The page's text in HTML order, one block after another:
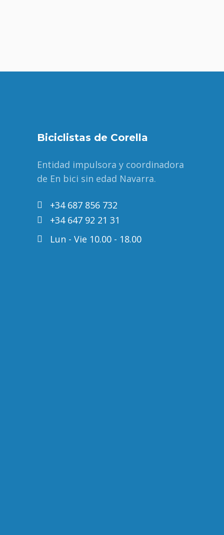
Biciclistas de Corella
Entidad impulsora y coordinadora
de En bici sin edad Navarra.
+34 687 856 732
+34 647 92 21 31
Lun - Vie 10.00 - 18.00